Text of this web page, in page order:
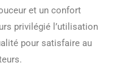
et un confort
privilégié l’utilisation
pour satisfaire au